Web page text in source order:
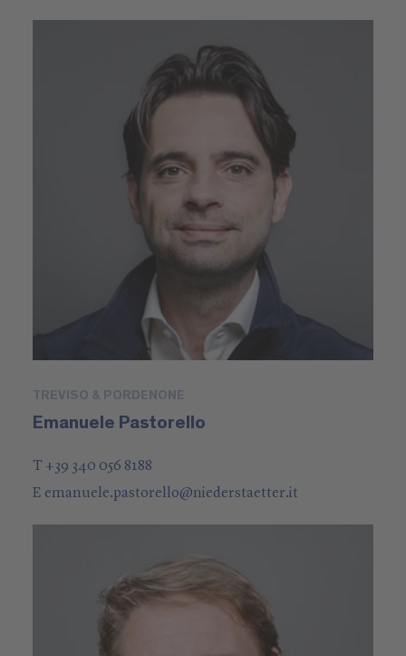
TREVISO & PORDENONE
Emanuele Pastorello
T +39 340 056 8188
E emanuele.pastorello@niederstaetter.it